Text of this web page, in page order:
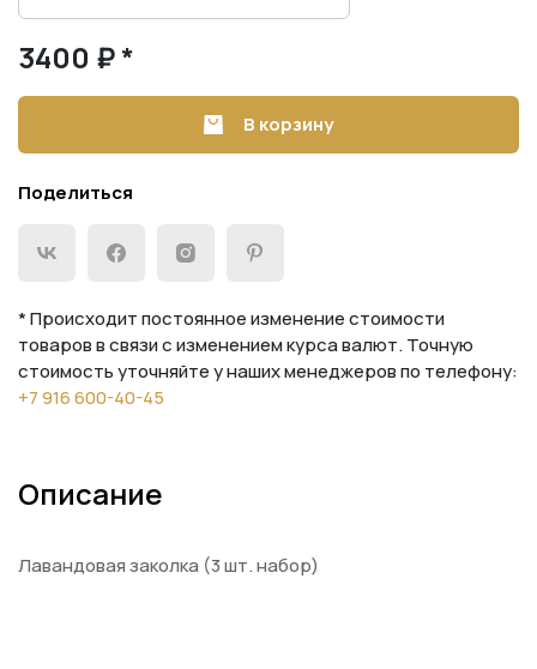
3400 ₽ *
В корзину
Поделиться
* Происходит постоянное изменение стоимости
товаров в связи с изменением курса валют. Точную
стоимость уточняйте у наших менеджеров по телефону:
+7 916 600-40-45
Описание
Лавандовая заколка (3 шт. набор)